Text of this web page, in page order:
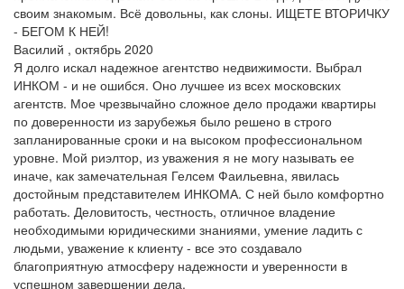
своим знакомым. Всё довольны, как слоны. ИЩЕТЕ ВТОРИЧКУ
- БЕГОМ К НЕЙ!
Василий , октябрь 2020
Я долго искал надежное агентство недвижимости. Выбрал
ИНКОМ - и не ошибся. Оно лучшее из всех московских
агентств. Мое чрезвычайно сложное дело продажи квартиры
по доверенности из зарубежья было решено в строго
запланированные сроки и на высоком профессиональном
уровне. Мой риэлтор, из уважения я не могу называть ее
иначе, как замечательная Гелсем Фаильевна, явилась
достойным представителем ИНКОМА. С ней было комфортно
работать. Деловитость, честность, отличное владение
необходимыми юридическими знаниями, умение ладить с
людьми, уважение к клиенту - все это создавало
благоприятную атмосферу надежности и уверенности в
успешном завершении дела.